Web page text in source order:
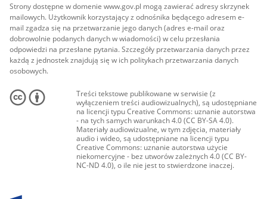
Strony dostępne w domenie www.gov.pl mogą zawierać adresy skrzynek
mailowych. Użytkownik korzystający z odnośnika będącego adresem e-
mail zgadza się na przetwarzanie jego danych (adres e-mail oraz
dobrowolnie podanych danych w wiadomości) w celu przesłania
odpowiedzi na przesłane pytania. Szczegóły przetwarzania danych przez
każdą z jednostek znajdują się w ich politykach przetwarzania danych
osobowych.
Treści tekstowe publikowane w serwisie (z
wyłączeniem treści audiowizualnych), są udostępniane
na licencji typu Creative Commons: uznanie autorstwa
- na tych samych warunkach 4.0 (CC BY-SA 4.0).
Materiały audiowizualne, w tym zdjęcia, materiały
audio i wideo, są udostępniane na licencji typu
Creative Commons: uznanie autorstwa użycie
niekomercyjne - bez utworów zależnych 4.0 (CC BY-
NC-ND 4.0), o ile nie jest to stwierdzone inaczej.